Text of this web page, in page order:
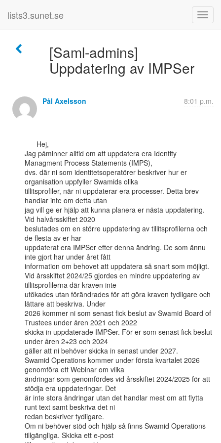
lists3.sunet.se
[Saml-admins]
Uppdatering av IMPSer
Pål Axelsson 8:01 p.m.
Jag påminner alltid om att uppdatera era Identity
Managment Process Statements (IMPS),
dvs. där ni som identitetsoperatörer beskriver hur er
organisation uppfyller Swamids olika
tillitsprofiler, när ni uppdaterar era processer. Detta brev
handlar inte om detta utan
jag vill ge er hjälp att kunna planera er nästa uppdatering.
Vid halvårsskiftet 2020
beslutades om en större uppdatering av tillitsprofilerna och
de flesta av er har
uppdaterat era IMPSer efter denna ändring. De som ännu
inte gjort har under året fått
information om behovet att uppdatera så snart som möjligt.
Vid årsskiftet 2024/25 gjordes en mindre uppdatering av
tillitsprofilerna där kraven inte
utökades utan förändrades för att göra kraven tydligare och
lättare att beskriva. Under
2026 kommer ni som senast fick beslut av Swamid Board of
Trustees under åren 2021 och 2022
skicka in uppdaterade IMPSer. För er som senast fick beslut
under åren 2+23 och 2024
gäller att ni behöver skicka in senast under 2027.
Swamid Operations kommer under första kvartalet 2026
genomföra ett Webinar om vilka
ändringar som genomfördes vid årsskiftet 2024/2025 för att
stödja era uppdateringar. Det
är inte stora ändringar utan det handlar mest om att flytta
runt text samt beskriva det ni
redan beskriver tydligare.
Om ni behöver stöd och hjälp så finns Swamid Operations
tillgängliga. Skicka ett e-post